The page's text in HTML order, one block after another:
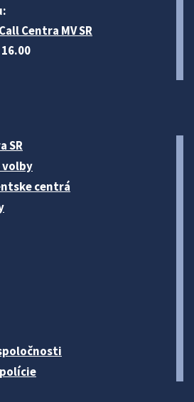
Centra MV SR
16.00
SR
volby
centrá